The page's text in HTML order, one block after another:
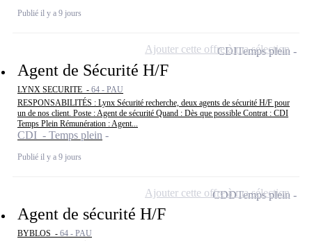
Publié il y a 9 jours
Agent de Sécurité H/F
LYNX SECURITE - 64 - PAU
RESPONSABILITÉS : Lynx Sécurité recherche, deux agents de sécurité H/F pour
un de nos client. Poste : Agent de sécurité Quand : Dès que possible Contrat : CDI
Temps Plein Rémunération : Agent...
CDI - Temps plein
Publié il y a 9 jours
CDITemps plein
Ajouter cette offre à ma sélection
Agent de sécurité H/F
BYBLOS - 64 - PAU
CDDTemps plein
Ajouter cette offre à ma sélection